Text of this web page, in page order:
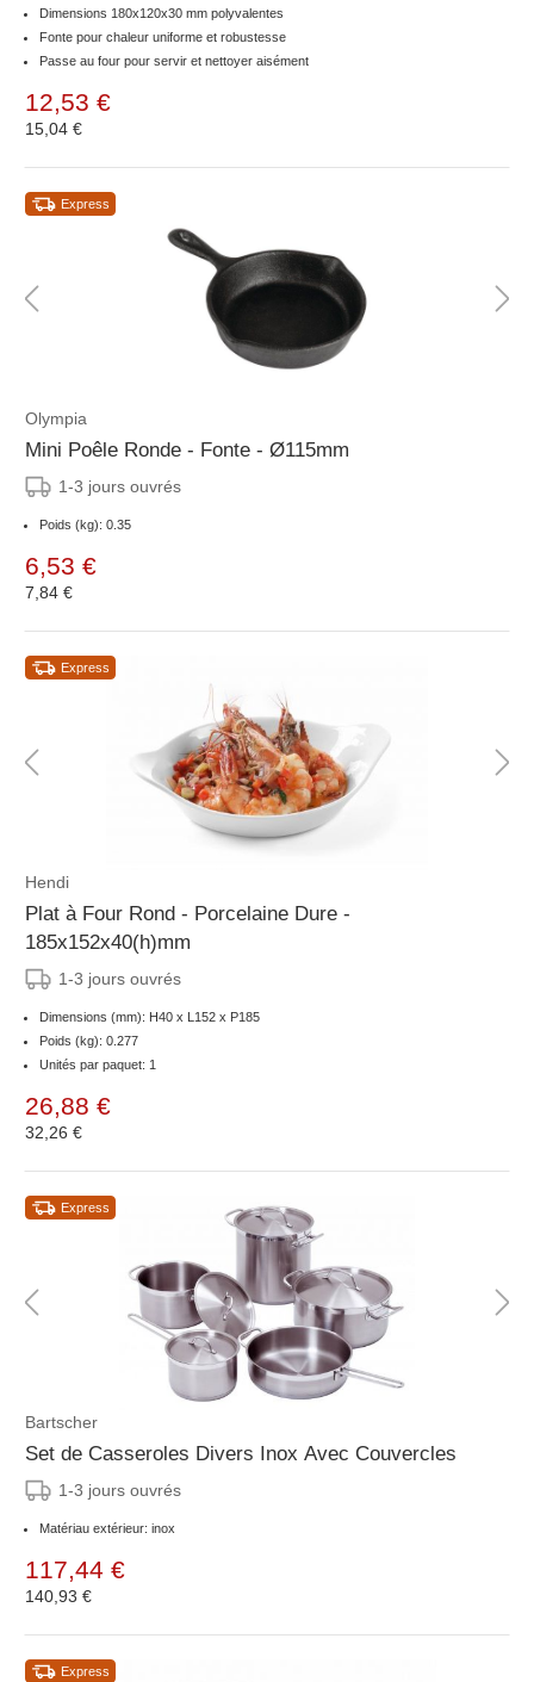
Dimensions 180x120x30 mm polyvalentes
Fonte pour chaleur uniforme et robustesse
Passe au four pour servir et nettoyer aisément
12,53 €
15,04 €
Express
Olympia
Mini Poêle Ronde - Fonte - Ø115mm
1-3 jours ouvrés
Poids (kg): 0.35
6,53 €
7,84 €
Express
Hendi
Plat à Four Rond - Porcelaine Dure -
185x152x40(h)mm
1-3 jours ouvrés
Dimensions (mm): H40 x L152 x P185
Poids (kg): 0.277
Unités par paquet: 1
26,88 €
32,26 €
Express
Bartscher
Set de Casseroles Divers Inox Avec Couvercles
1-3 jours ouvrés
Matériau extérieur: inox
117,44 €
140,93 €
Express